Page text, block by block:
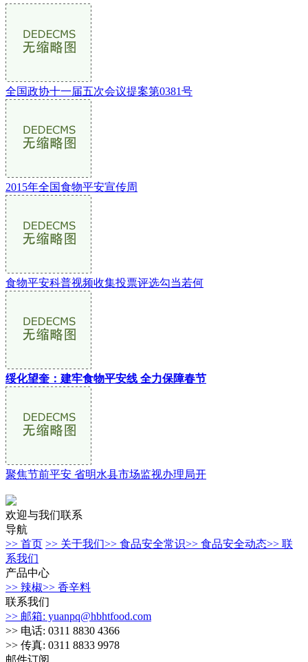
全国政协十一届五次会议提案第0381号
2015年全国食物平安宣传周
食物平安科普视频收集投票评选勾当若何
绥化望奎：建牢食物平安线 全力保障春节
聚焦节前平安 省明水县市场监视办理局开
欢迎与我们联系
导航
>> 首页 >> 关于我们>> 食品安全常识>> 食品安全动态>> 联
系我们
产品中心
>> 辣椒>> 香辛料
联系我们
>> 邮箱: yuanpq@hbhtfood.com
>> 电话: 0311 8830 4366
>> 传真: 0311 8833 9978
邮件订阅